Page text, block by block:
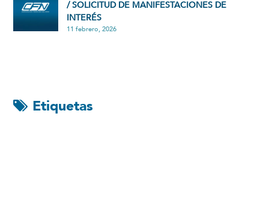
/ SOLICITUD DE MANIFESTACIONES DE
INTERÉS
11 febrero, 2026
Etiquetas